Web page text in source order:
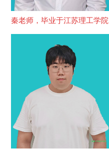
秦老师，毕业于江苏理工学院